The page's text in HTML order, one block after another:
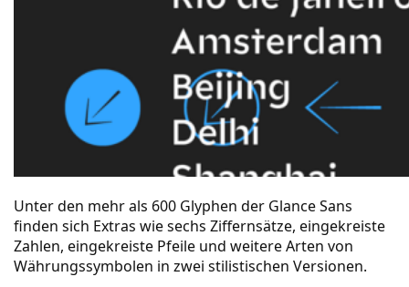
Unter den mehr als 600 Glyphen der Glance Sans
finden sich Extras wie sechs Ziffernsätze, eingekreiste
Zahlen, eingekreiste Pfeile und weitere Arten von
Währungssymbolen in zwei stilistischen Versionen.